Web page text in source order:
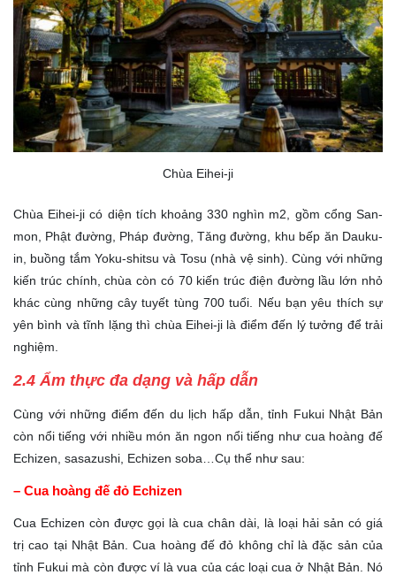
Chùa Eihei-ji
Chùa Eihei-ji có diện tích khoảng 330 nghìn m2, gồm cổng San-
mon, Phật đường, Pháp đường, Tăng đường, khu bếp ăn Dauku-
in, buồng tắm Yoku-shitsu và Tosu (nhà vệ sinh). Cùng với những
kiến trúc chính, chùa còn có 70 kiến trúc điện đường lầu lớn nhỏ
khác cùng những cây tuyết tùng 700 tuổi. Nếu bạn yêu thích sự
yên bình và tĩnh lặng thì chùa Eihei-ji là điểm đến lý tưởng để trải
nghiệm.
2.4 Ẩm thực đa dạng và hấp dẫn
Cùng với những điểm đến du lịch hấp dẫn, tỉnh Fukui Nhật Bản
còn nổi tiếng với nhiều món ăn ngon nổi tiếng như cua hoàng đế
Echizen, sasazushi, Echizen soba…Cụ thể như sau:
– Cua hoàng đế đỏ Echizen
Cua Echizen còn được gọi là cua chân dài, là loại hải sản có giá
trị cao tại Nhật Bản. Cua hoàng đế đỏ không chỉ là đặc sản của
tỉnh Fukui mà còn được ví là vua của các loại cua ở Nhật Bản. Nó